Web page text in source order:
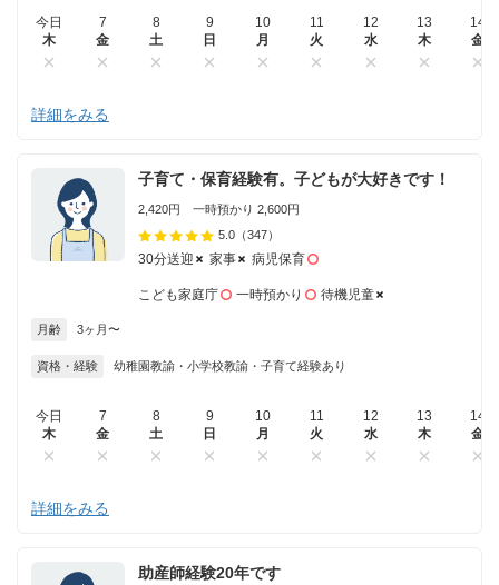
今日
木
7
金
8
土
9
日
10
月
11
火
12
水
13
木
14
金
詳細をみる
子育て・保育経験有。子どもが大好きです！
2,420円 一時預かり 2,600円
5.0 （347）
30分送迎 家事 病児保育
こども家庭庁 一時預かり 待機児童
月齢 3ヶ月〜
資格・経験 幼稚園教諭・小学校教諭・子育て経験あり
今日
木
7
金
8
土
9
日
10
月
11
火
12
水
13
木
14
金
詳細をみる
助産師経験20年です